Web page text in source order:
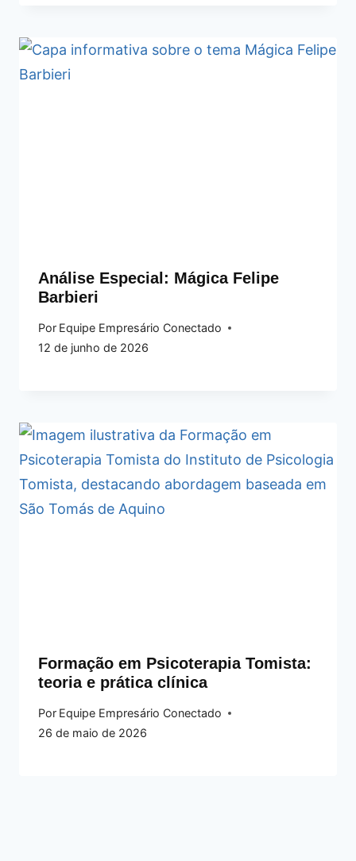
Análise Especial: Mágica Felipe
Barbieri
Por Equipe Empresário Conectado
12 de junho de 2026
Formação em Psicoterapia Tomista:
teoria e prática clínica
Por Equipe Empresário Conectado
26 de maio de 2026